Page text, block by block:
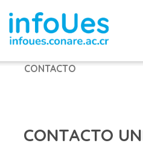
CONTACTO
CONTACTO